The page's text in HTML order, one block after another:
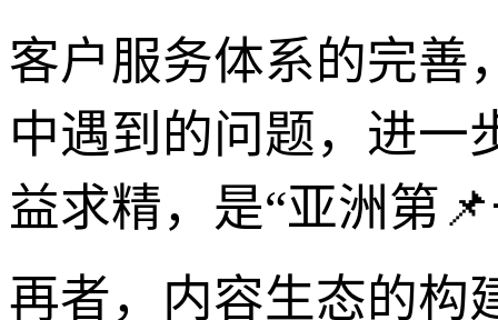
客户服务体系的完善
中遇到的问题，进一
益求精，是“亚洲第
再者，内容生态的构